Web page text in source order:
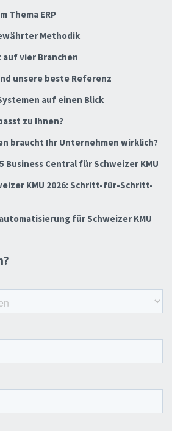
Thema ERP
Methodik
auf vier Branchen
unsere beste Referenz
auf einen Blick
zu Ihnen?
braucht Ihr Unternehmen wirklich?
Business Central für Schweizer KMU
KMU 2026: Schritt-für-Schritt-
für Schweizer KMU